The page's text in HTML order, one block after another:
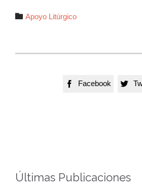
 Autor
Apoyo Litúrgico
 Facebook 
Últimas Publicaciones